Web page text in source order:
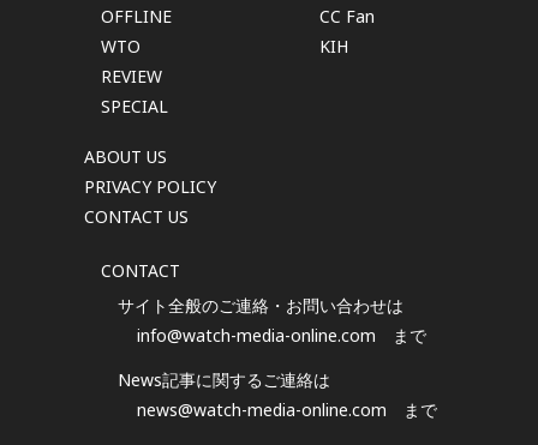
OFFLINE
WTO
REVIEW
SPECIAL
ABOUT US
PRIVACY POLICY
CONTACT US
CC Fan
KIH
CONTACT
サイト全般のご連絡・お問い合わせは
info@watch-media-online.com まで
News記事に関するご連絡は
news@watch-media-online.com まで